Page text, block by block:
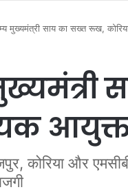
मुख्यमंत्री साय का सख्त रूख,
आयुक्त
कोरिया और